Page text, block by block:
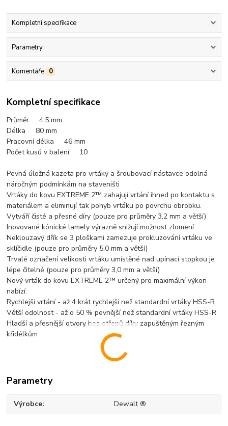
Kompletní specifikace
Parametry
Komentáře 0
Kompletní specifikace
Průměr 4,5 mm
Délka 80 mm
Pracovní délka 46 mm
Počet kusů v balení 10
Pevná úložná kazeta pro vrtáky a šroubovací nástavce odolná
náročným podmínkám na staveništi
Vrtáky do kovu EXTREME 2™ zahajují vrtání ihned po kontaktu s
materiálem a eliminují tak pohyb vrtáku po povrchu obrobku.
Vytváří čisté a přesné díry (pouze pro průměry 3,2 mm a větší)
Inovované kónické lamely výrazně snižují možnost zlomení
Neklouzavý dřík se 3 ploškami zamezuje prokluzování vrtáku ve
sklíčidle (pouze pro průměry 5,0 mm a větší)
Trvalé označení velikosti vrtáku umístěné nad upínací stopkou je
lépe čitelné (pouze pro průměry 3,0 mm a větší)
Nový vrták do kovu EXTREME 2™ určený pro maximální výkon
nabízí:
Rychlejší vrtání - až 4 krát rychlejší než standardní vrtáky HSS-R
Větší odolnost - až o 50 % pevnější než standardní vrtáky HSS-R
Hladší a přesnější otvory bez otřepů díky zapuštěným řezným
křidélkům
Parametry
Výrobce Dewalt ®